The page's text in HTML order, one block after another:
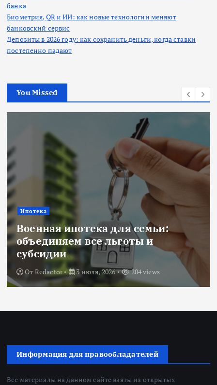
банка
Биометрия, QR и ИИ: как новые технологии меняют
банковский сервис
Депозиты в 2026 году: как сохранить деньги, когда ставки
постепенно падают
You Missed
Title: ИИ в финансовом
оценка рисков и выбор
ОтRedactor 18 июня, 2026 224 views
Информация для правообладателей
Все материалы на данном сайте взяты из открытых